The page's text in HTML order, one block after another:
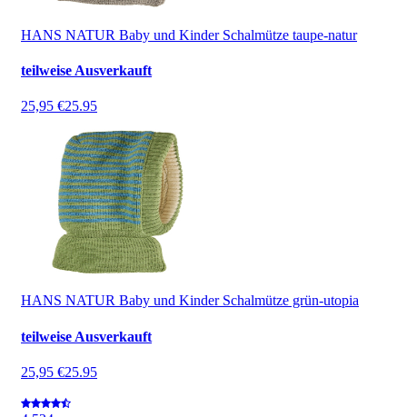
HANS NATUR Baby und Kinder Schalmütze taupe-natur
teilweise Ausverkauft
25,95 €25.95
HANS NATUR Baby und Kinder Schalmütze grün-utopia
teilweise Ausverkauft
25,95 €25.95